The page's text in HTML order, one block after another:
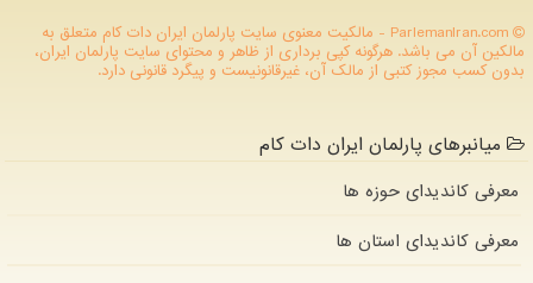
ParlemanIran.com - مالکیت معنوی سایت پارلمان ایران دات كام متعلق به
مالکین آن می باشد. هرگونه کپی برداری از ظاهر و محتوای سایت پارلمان ایران،
بدون کسب مجوز کتبی از مالک آن، غیرقانونیست و پیگرد قانونی دارد.
میانبرهای پارلمان ایران دات کام
معرفی کاندیدای حوزه ها
معرفی کاندیدای استان ها